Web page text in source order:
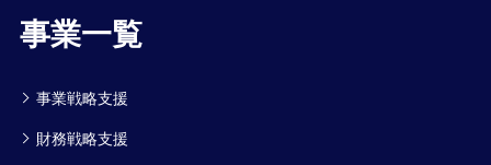
事業一覧
事業戦略支援
財務戦略支援